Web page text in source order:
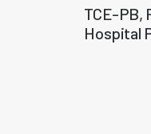
TCE-PB,
Hospital